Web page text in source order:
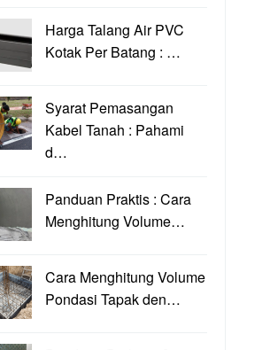
Harga Talang Air PVC
Kotak Per Batang : …
Syarat Pemasangan
Kabel Tanah : Pahami
d…
Panduan Praktis : Cara
Menghitung Volume…
Cara Menghitung Volume
Pondasi Tapak den…